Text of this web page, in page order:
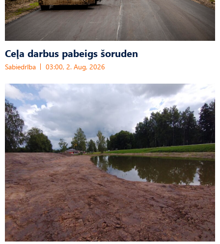
Ceļa darbus pabeigs šoruden
Sabiedrība 03:00, 2. Aug, 2026